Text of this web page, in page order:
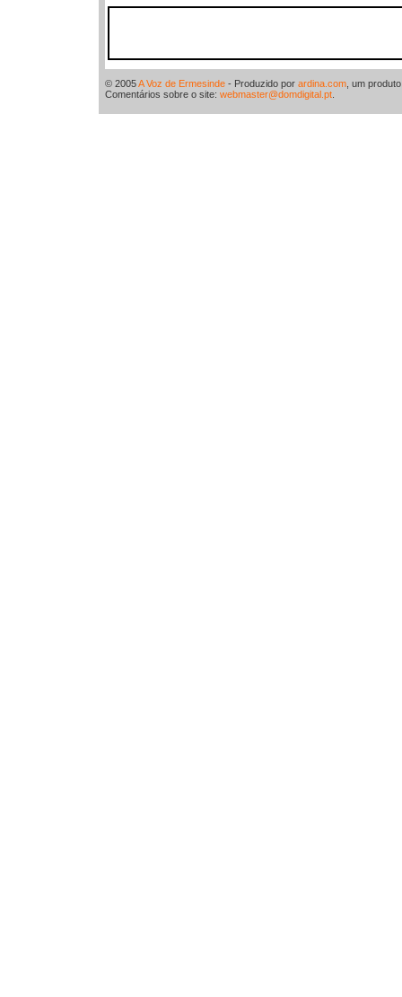
© 2005A Voz de Ermesinde - Produzido por ardina.com , um
Comentários sobre o site: webmaster@domdigital.pt